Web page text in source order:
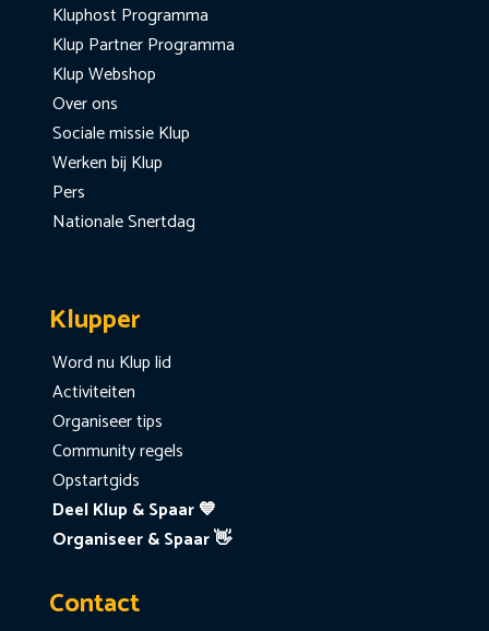
Kluphost Programma
Klup Partner Programma
Klup Webshop
Over ons
Sociale missie Klup
Werken bij Klup
Pers
Nationale Snertdag
Klupper
Word nu Klup lid
Activiteiten
Organiseer tips
Community regels
Opstartgids
Deel Klup & Spaar 💙
Organiseer & Spaar 👋
Contact